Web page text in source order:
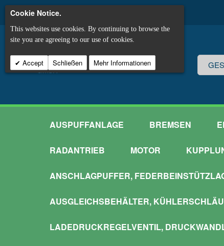
AUSPUFFANLAGE BREMSEN
RADANTRIEB MOTOR
ANSCHLAGPUFFER,
AUSGLEICHSBEHÄLTER,
LADEDRUCKREGELVENTIL,
Cookie Notice.
This websites use cookies. By continuing to browse the
site you are agreeing to our use of cookies.
Accept Schließen Mehr Informationen